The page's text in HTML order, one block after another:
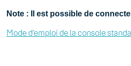
Note : Il est possible de
Mode d’emploi de la console